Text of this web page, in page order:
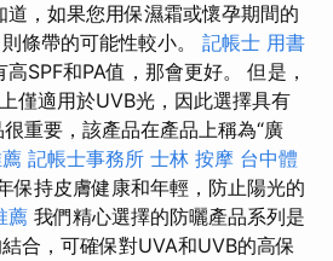
道，如果您用保濕霜或懷孕期間的
條帶的可能性較小。 記帳士 用書
SPF和PA值，那會更好。 但是，
僅適用於UVB光，因此選擇具有
重要，該產品在產品上稱為“廣
記帳士事務所 士林 按摩 台中體
保持皮膚健康和年輕，防止陽光的
薦 我們精心選擇的防曬產品系列是
合，可確保對UVA和UVB的高保